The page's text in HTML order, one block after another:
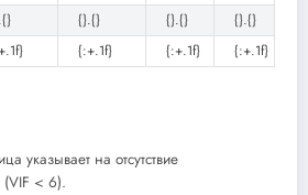
{}.{} {}.{}
{}.{}
{:+.1f} {:+.1f} {:+.1f}
указывает на отсутствие
(VIF < 6).